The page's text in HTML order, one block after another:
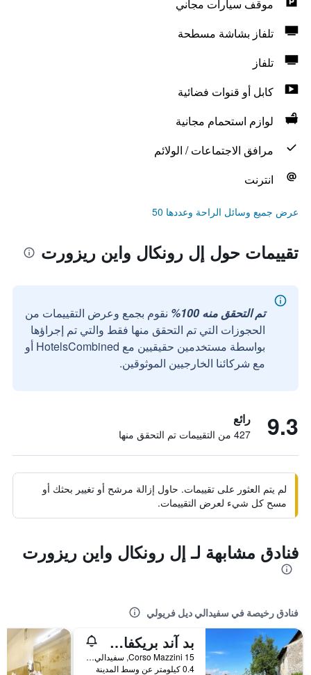
موقف سيارات مجاني
تلفاز بشاشة مسطحة
تلفاز
كابل أو قنوات فضائية
لوازم استحمام مجانية
مرافق الاجتماعات / الولائم
انترنت
عرض جميع وسائل الراحة وعددها 50
تقييمات حول إل رونكال واين ريزورت
تم التحقق منه 100%
نقوم بجمع وعرض التقييمات من
الحجوزات التي تم التحقق منها فقط والتي تم إجراؤها
بواسطة مستخدمين حقيقيين مع HotelsCombined أو
مع شركائنا الخارجيين الموثوقين.
9.3 رائع
427 من التقييمات تم التحقق منها
لم يتم العثور على تقييمات. حاول إزالة مرشح أو تغيير بحثك أو
مسح كل شيء لعرض التقييمات.
فنادق مشابهة لـ إل رونكال واين ريزورت
فنادق رخيصة في سفيدالي ديل فريولي
بد آند بريكفاست داي توسكانز
Corso Mazzini 15, سفيدالي ديل فريولي, مقاطعة أوديني, إيطاليا
0.4 كيلومتر عن وسط المدينة